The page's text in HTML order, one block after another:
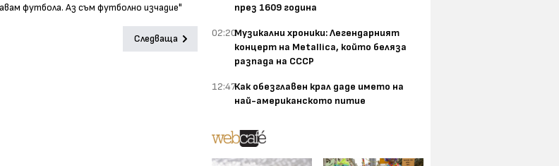
футбола. Аз съм футболно изчадие"
Следваща
през 1609 година
02:20Музикални хроники: Легендарният
концерт на Metallica, който беляза
разпада на СССР
12:47Как обезглавен крал даде името на
най-американското питие